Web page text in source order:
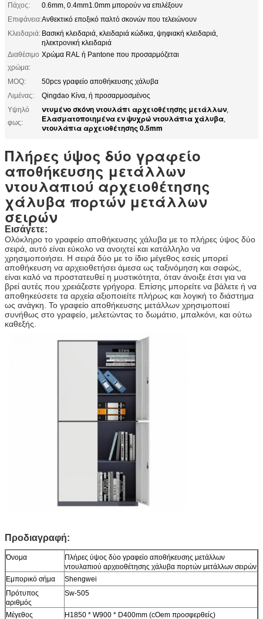
Πάχος:
0.6mm, 0.4mm1.0mm μπορούν να επιλέξουν
Επιφάνεια:Ανθεκτικό εποξικό παλτό σκονών που τελειώνουν
Κλειδαριά: Βασική κλειδαριά, κλειδαριά κώδικα, ψηφιακή κλειδαριά,
ηλεκτρονική κλειδαριά
Διαθέσιμο
χρώμα:
Χρώμα RAL ή Pantone που προσαρμόζεται
MOQ:
50pcs γραφείο αποθήκευσης χάλυβα
Λιμένας:
Qingdao Κίνα, ή προσαρμοσμένος
Υψηλό
φως:
ντυμένο σκόνη ντουλάπι αρχειοθέτησης μετάλλων,
Ελασματοποιημένα εν ψυχρώ ντουλάπια χάλυβα,
ντουλάπια αρχειοθέτησης 0.5mm
Πλήρες ύψος δύο γραφείο
αποθήκευσης μετάλλων
ντουλαπιού αρχειοθέτησης
χάλυβα πορτών μετάλλων
σειρών
Εισάγετε:
Ολόκληρο το γραφείο αποθήκευσης χάλυβα με το πλήρες ύψος δύο
σειρά, αυτό είναι εύκολο να ανοιχτεί και κατάλληλο να
χρησιμοποιήσει. Η σειρά δύο με το ίδιο μέγεθος εσείς μπορεί
αποθήκευση να αρχειοθετήσει άμεσα ως ταξινόμηση και σαφώς,
είναι καλό να προστατευθεί η μυστικότητα, όταν άνοιξε έτσι για να
βρεί αυτές που χρειάζεστε γρήγορα. Επίσης μπορείτε να βάλετε ή να
αποθηκεύσετε τα αρχεία αξιοποιείτε πλήρως και λογική το διάστημα
ως ανάγκη. Το γραφείο αποθήκευσης μετάλλων χρησιμοποιεί
συνήθως στο γραφείο, μελετώντας το δωμάτιο, μπαλκόνι, και ούτω
καθεξής.
Προδιαγραφή:
Όνομα
Πλήρες ύψος δύο γραφείο αποθήκευσης μετάλλων
ντουλαπιού αρχειοθέτησης χάλυβα πορτών μετάλλων σειρών
Εμπορικό σήμα
Shengwei
Πρότυπος
αριθμός
Sw-505
Μέγεθος H1850 * W900 * D400mm (cOem προσφερθείς)